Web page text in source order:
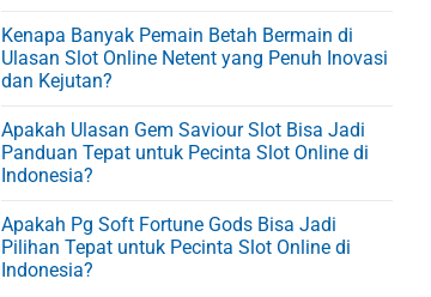
Kenapa Banyak Pemain Betah Bermain di
Ulasan Slot Online Netent yang Penuh Inovasi
dan Kejutan?
Apakah Ulasan Gem Saviour Slot Bisa Jadi
Panduan Tepat untuk Pecinta Slot Online di
Indonesia?
Apakah Pg Soft Fortune Gods Bisa Jadi
Pilihan Tepat untuk Pecinta Slot Online di
Indonesia?